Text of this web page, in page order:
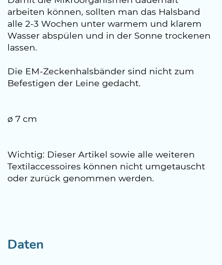
arbeiten können, sollten man das Halsband
alle 2-3 Wochen unter warmem und klarem
Wasser abspülen und in der Sonne trockenen
lassen.
Die EM-Zeckenhalsbänder sind nicht zum
Befestigen der Leine gedacht.
ø 7 cm
Wichtig: Dieser Artikel sowie alle weiteren
Textilaccessoires können nicht umgetauscht
oder zurück genommen werden.
Daten